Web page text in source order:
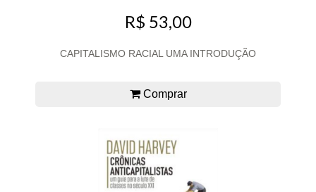
R$ 53,00
CAPITALISMO RACIAL UMA INTRODUÇÃO
Comprar